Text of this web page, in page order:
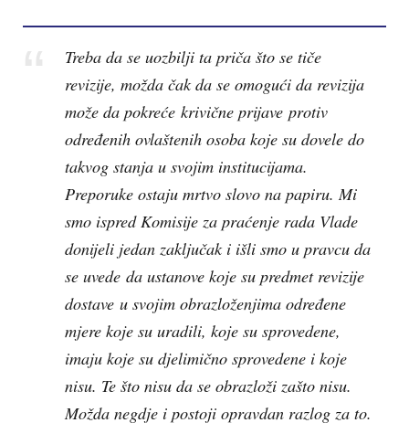
Treba da se uozbilji ta priča što se tiče
revizije, možda čak da se omogući da revizija
može da pokreće krivične prijave protiv
određenih ovlaštenih osoba koje su dovele do
takvog stanja u svojim institucijama.
Preporuke ostaju mrtvo slovo na papiru. Mi
smo ispred Komisije za praćenje rada Vlade
donijeli jedan zaključak i išli smo u pravcu da
se uvede da ustanove koje su predmet revizije
dostave u svojim obrazloženjima određene
mjere koje su uradili, koje su sprovedene,
imaju koje su djelimično sprovedene i koje
nisu. Te što nisu da se obrazloži zašto nisu.
Možda negdje i postoji opravdan razlog za to.